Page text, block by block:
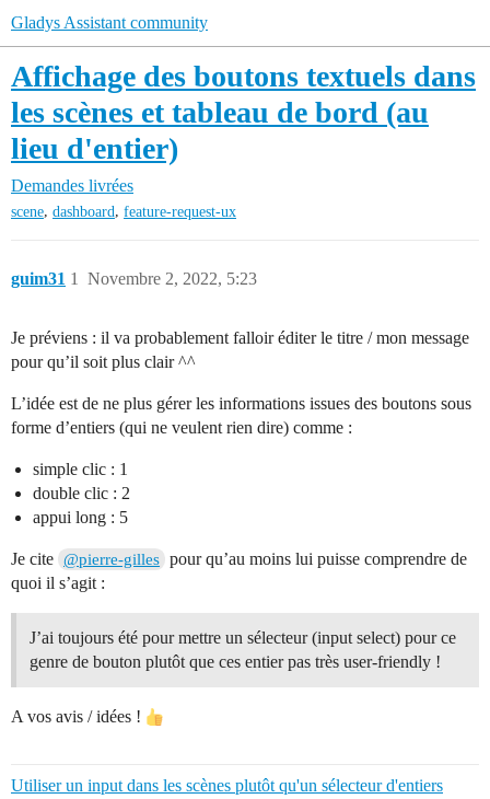
Gladys Assistant community
Affichage des boutons textuels dans
les scènes et tableau de bord (au
lieu d'entier)
Demandes livrées
scene, dashboard, feature-request-ux
guim31 Novembre 2, 2022, 5:23
1
Je préviens : il va probablement falloir éditer le titre / mon message
pour qu’il soit plus clair ^^
L’idée est de ne plus gérer les informations issues des boutons sous
forme d’entiers (qui ne veulent rien dire) comme :
simple clic : 1
double clic : 2
appui long : 5
Je cite @pierre-gilles pour qu’au moins lui puisse comprendre de
quoi il s’agit :
J’ai toujours été pour mettre un sélecteur (input select) pour ce
genre de bouton plutôt que ces entier pas très user-friendly !
A vos avis / idées !
Utiliser un input dans les scènes plutôt qu'un sélecteur d'entiers